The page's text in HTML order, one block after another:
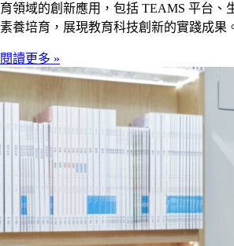
育領域的創新應用，包括 TEAMS 平台、
素養培育，展現教育科技創新的實踐成果
閱讀更多 »